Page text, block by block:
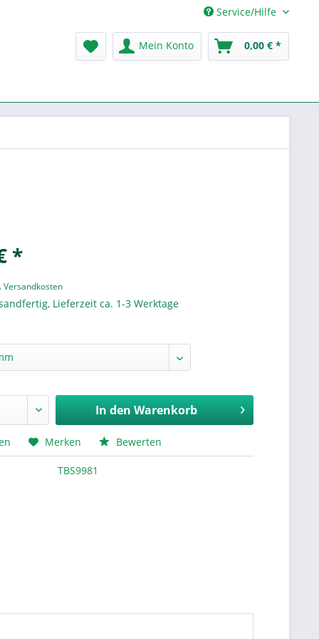
Service/Hilfe
Mein Konto 0,00 € *
*
Versandkosten
Lieferzeit ca. 1-3 Werktage
In den Warenkorb
Merken Bewerten
TBS9981